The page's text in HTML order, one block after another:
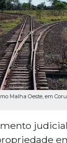
Malha Oeste, em